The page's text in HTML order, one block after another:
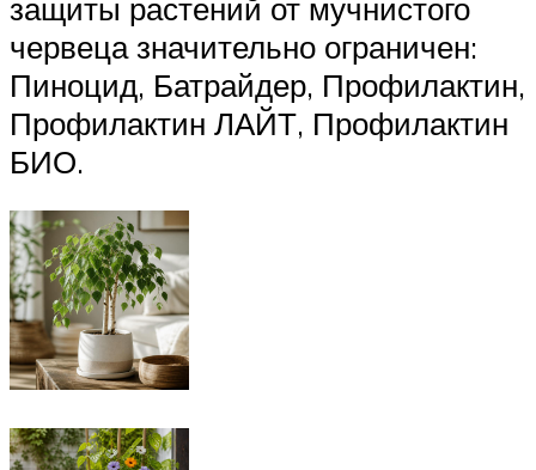
защиты растений от мучнистого
червеца значительно ограничен:
Пиноцид, Батрайдер, Профилактин,
Профилактин ЛАЙТ, Профилактин
БИО.